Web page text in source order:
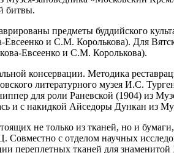
битвы.
предметы буддийского
и С.М. Королькова). Для
Евсеенко и С.М. Королькова).
консервации. Методика
литературного музея И.С.
для роли Раневской (1904) из
и с накидкой Айседоры Дункан
не только из тканей, но и
с отделом научных
переплетных тканей для